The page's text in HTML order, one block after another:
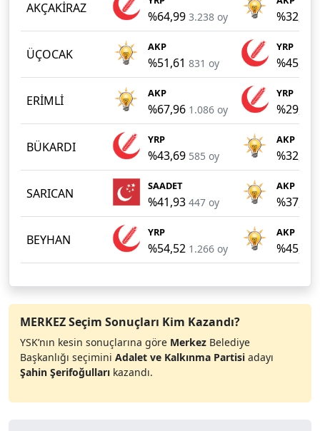
AKÇAKİRAZ
%64,99 3.238 oy %32,90
ÜÇOCAK AKP
%51,61 831 oy
YRP
%45,90
ERİMLİ AKP
%67,96 1.086 oy
YRP
%29,04
BÜKARDI YRP
%43,69 585 oy
AKP
%32,41
SARICAN SAADET
%41,93 447 oy
AKP
%37,15
BEYHAN YRP
%54,52 1.266 oy
AKP
%45,09
MERKEZ Seçim Sonuçları Kim Kazandı?
YSK’nın kesin sonuçlarına göre Merkez Belediye
Başkanlığı seçimini Adalet ve Kalkınma Partisi adayı
Şahin Şerifoğulları kazandı.